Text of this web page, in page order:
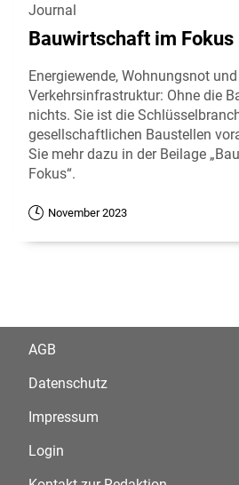
Journal
Bauwirtschaft im
Energiewende, Wohnungsnot
Verkehrsinfrastruktur: Ohne die
nichts. Sie ist die
gesellschaftlichen Baustellen
Sie mehr dazu in der Beilage
Fokus“.
November 2023
AGB
Datenschutz
Impressum
Login